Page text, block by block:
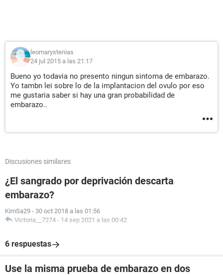
leomarystenias
24 jul 2015 a las 21:17
Bueno yo todavia no presento ningun sintoma de embarazo.
Yo tambn lei sobre lo de la implantacion del ovulo por eso
me gustaria saber si hay una gran probabilidad de
embarazo..
Discusiones similares
¿El sangrado por deprivación descarta
embarazo?
KimSa29 - 30 oct 2018 a las 01:56
Victoria__7274 - 14 sep 2021 a las 00:42
6 respuestas
Use la misma prueba de embarazo en dos